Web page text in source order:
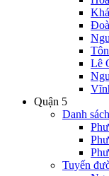
Lê
Quận 5
Danh
Tuyến